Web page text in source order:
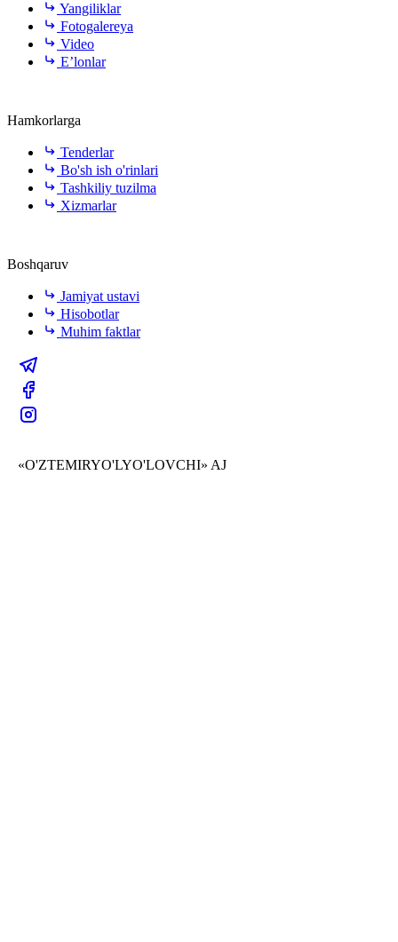
Yangiliklar
Fotogalereya
Video
E’lonlar
Hamkorlarga
Tenderlar
Bo'sh ish o'rinlari
Tashkiliy tuzilma
Xizmarlar
Boshqaruv
Jamiyat ustavi
Hisobotlar
Muhim faktlar
«O'ZTEMIRYO'LYO'LOVCHI» AJ